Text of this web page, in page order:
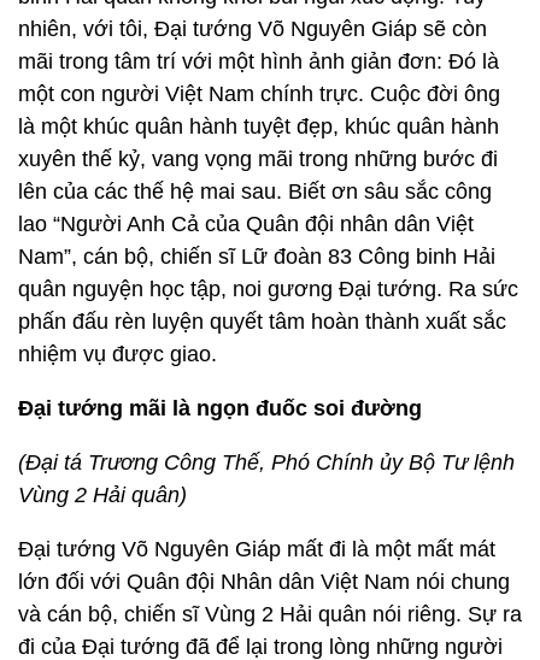
nhiên, với tôi, Đại tướng Võ Nguyên Giáp sẽ còn
mãi trong tâm trí với một hình ảnh giản đơn: Đó là
một con người Việt Nam chính trực. Cuộc đời ông
là một khúc quân hành tuyệt đẹp, khúc quân hành
xuyên thế kỷ, vang vọng mãi trong những bước đi
lên của các thế hệ mai sau. Biết ơn sâu sắc công
lao “Người Anh Cả của Quân đội nhân dân Việt
Nam”, cán bộ, chiến sĩ Lữ đoàn 83 Công binh Hải
quân nguyện học tập, noi gương Đại tướng. Ra sức
phấn đấu rèn luyện quyết tâm hoàn thành xuất sắc
nhiệm vụ được giao.
Đại tướng mãi là ngọn đuốc soi đường
(Đại tá Trương Công Thế, Phó Chính ủy Bộ Tư lệnh
Vùng 2 Hải quân)
Đại tướng Võ Nguyên Giáp mất đi là một mất mát
lớn đối với Quân đội Nhân dân Việt Nam nói chung
và cán bộ, chiến sĩ Vùng 2 Hải quân nói riêng. Sự ra
đi của Đại tướng đã để lại trong lòng những người